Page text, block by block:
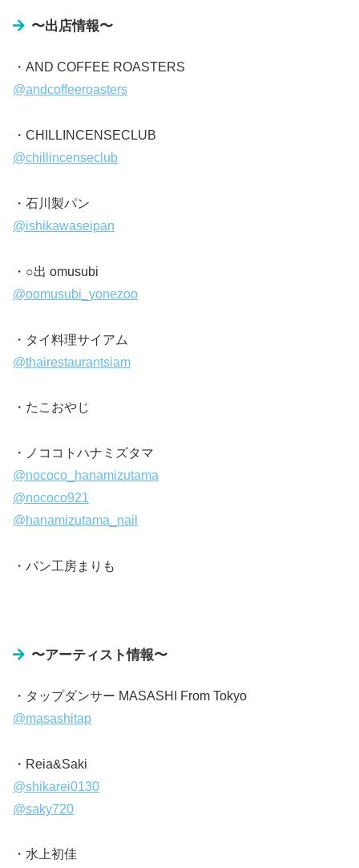
〜出店情報〜
・AND COFFEE ROASTERS
@andcoffeeroasters
・CHILLINCENSECLUB
@chillincenseclub
・石川製パン
@ishikawaseipan
・○出 omusubi
@oomusubi_yonezoo
・タイ料理サイアム
@thairestaurantsiam
・たこおやじ
・ノココトハナミズタマ
@nococo_hanamizutama
@nococo921
@hanamizutama_nail
・パン工房まりも
〜アーティスト情報〜
・タップダンサー MASASHI From Tokyo
@masashitap
・Reia&Saki
@shikarei0130
@saky720
・水上初佳